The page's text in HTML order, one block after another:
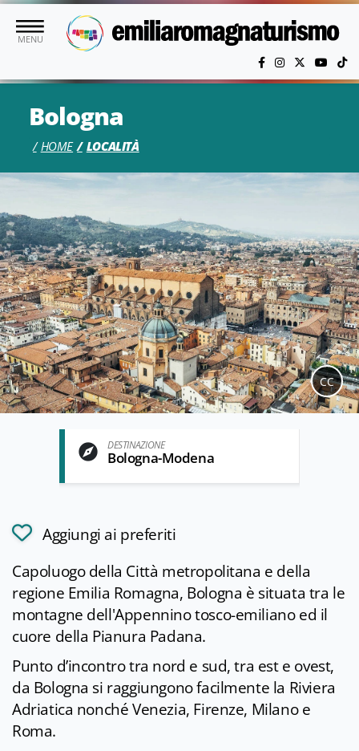
Vai al contenuto principale
MENU
Bologna
HOME LOCALITÀ
CC
DESTINAZIONE
Bologna-Modena
Aggiungi ai preferiti
Capoluogo della Città metropolitana e della
regione Emilia Romagna, Bologna è situata tra le
montagne dell'Appennino tosco-emiliano ed il
cuore della Pianura Padana.
Punto d’incontro tra nord e sud, tra est e ovest,
da Bologna si raggiungono facilmente la Riviera
Adriatica nonché Venezia, Firenze, Milano e
Roma.